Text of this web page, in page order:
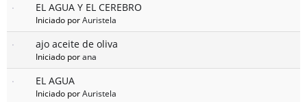
EL AGUA Y EL CEREBRO
Iniciado porAuristela
ajo aceite de oliva
Iniciado porana
EL AGUA
Iniciado porAuristela